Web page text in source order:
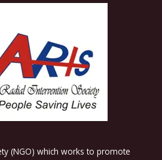
(NGO) which works to promote